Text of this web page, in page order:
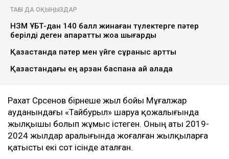
ТАҒЫ ДА ОҚЫҢЫЗДАР
НЗМ ҰБТ-дан 140 балл жинаған түлектерге пәтер
берілді деген ақпаратты жоққа шығарды
Қазақстанда пәтер мен үйге сұраныс артты
Қазақстандағы ең арзан баспана қай қалада
Рахат Сәрсенов бірнеше жыл бойы Мұғалжар
ауданындағы «Тайбурыл» шаруа қожалығында
жылқышы болып жұмыс істеген. Оның аты 2019-
2024 жылдар аралығында жоғалған жылқыларға
қатысты екі сот ісінде аталған.